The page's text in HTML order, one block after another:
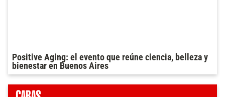
Positive Aging: el evento que reúne ciencia, belleza y
bienestar en Buenos Aires